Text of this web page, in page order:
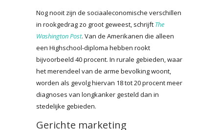
Nog nooit zijn de sociaaleconomische verschillen
in rookgedrag zo groot geweest, schrijft The
Washington Post. Van de Amerikanen die alleen
een Highschool-diploma hebben rookt
bijvoorbeeld 40 procent. In rurale gebieden, waar
het merendeel van de arme bevolking woont,
worden als gevolg hiervan 18 tot 20 procent meer
diagnoses van longkanker gesteld dan in
stedelijke gebieden.
Gerichte marketing